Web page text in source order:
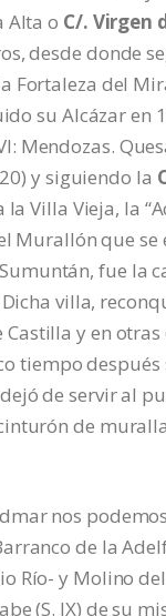
Alta o C/. Virgen
desde donde
del
su Alcázar en
Mendozas.
y siguiendo la
Villa Vieja, la
Murallón que
fue la
villa,
y en
tiempo
de servir al
de
nos
de la
Río- y Molino
(S. IX) de su